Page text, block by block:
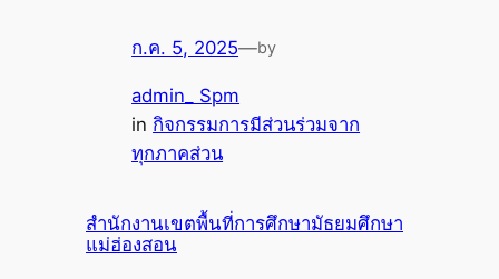
ก.ค. 5, 2025—by
admin_ Spm
in กิจกรรมการมีส่วนร่วมจาก
ทุกภาคส่วน
สำนักงานเขตพื้นที่การศึกษามัธยมศึกษา
แม่ฮ่องสอน